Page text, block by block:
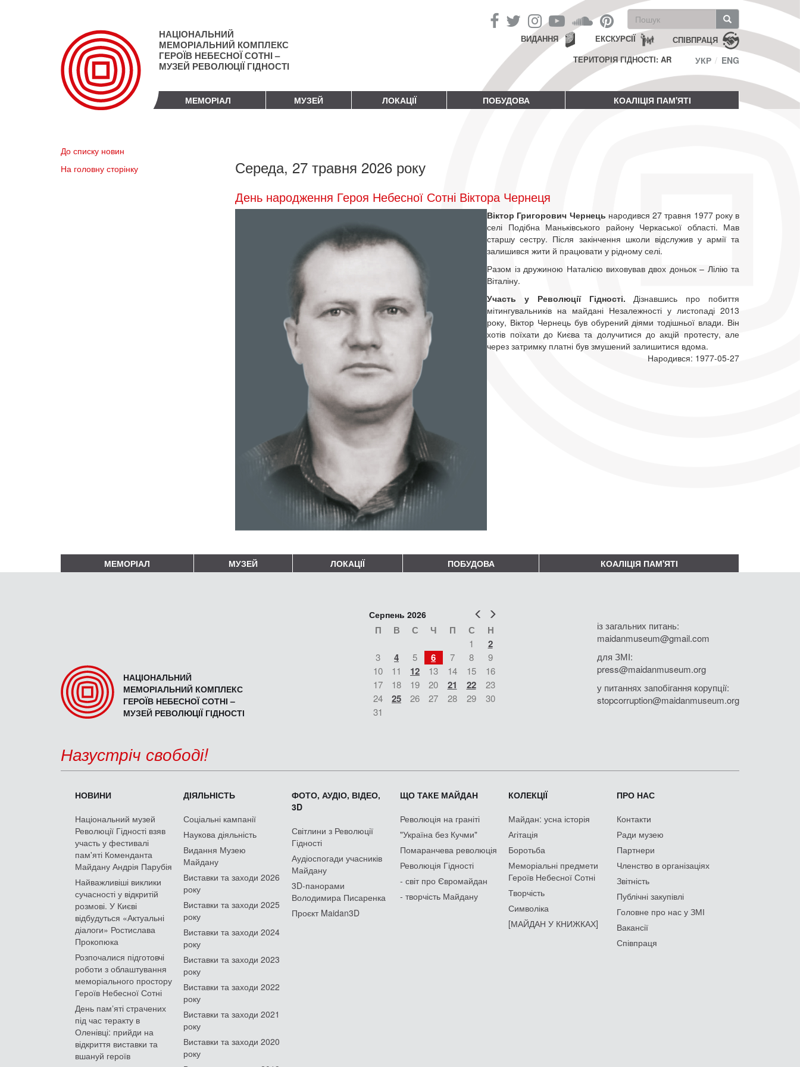
НАЦІОНАЛЬНИЙ
МЕМОРІАЛЬНИЙ КОМПЛЕКС
ГЕРОЇВ НЕБЕСНОЇ СОТНІ –
МУЗЕЙ РЕВОЛЮЦІЇ ГІДНОСТІ
Пошукова
форма
Пошук СПІВПРАЦЯ
ЕКСКУРСІЇ
ВИДАННЯ
ТЕРИТОРІЯ ГІДНОСТІ: AR
УКР ENG
МЕМОРІАЛ МУЗЕЙ ЛОКАЦІЇ ПОБУДОВА КОАЛІЦІЯ ПАМ'ЯТІ
До списку новин
На головну сторінку
Середа, 27 травня 2026 року
День народження Героя Небесної Сотні Віктора Чернеця
Віктор Григорович Чернець народився 27 травня 1977 року в
селі Подібна Маньківського району Черкаської області. Мав
старшу сестру. Після закінчення школи відслужив у армії та
залишився жити й працювати у рідному селі.
Разом із дружиною Наталією виховував двох доньок – Лілію та
Віталіну.
Участь у Революції Гідності. Дізнавшись про побиття
мітингувальників на майдані Незалежності у листопаді 2013
року, Віктор Чернець був обурений діями тодішньої влади. Він
хотів поїхати до Києва та долучитися до акцій протесту, але
через затримку платні був змушений залишитися вдома.
Народився: 1977-05-27
МЕМОРІАЛ МУЗЕЙ ЛОКАЦІЇ ПОБУДОВА КОАЛІЦІЯ ПАМ'ЯТІ
НАЦІОНАЛЬНИЙ
МЕМОРІАЛЬНИЙ КОМПЛЕКС
ГЕРОЇВ НЕБЕСНОЇ СОТНІ –
МУЗЕЙ РЕВОЛЮЦІЇ ГІДНОСТІ
Попер
Серпень 2026
П В С Ч П С Н
1 2
3 4 5 6 7 8
9
10
11 12 13 14 15
16
17
18 19 20 21 22
23
24
25 26 27 28 29
30
31
із загальних питань:
maidanmuseum@gmail.com
для ЗМІ:
press@maidanmuseum.org
у питаннях запобігання корупції:
stopcorruption@maidanmuseum.org
Назустріч свободі!
НОВИНИ
Національний музей
Революції Гідності взяв
участь у фестивалі
пам'яті Коменданта
Майдану Андрія Парубія
Найважливіші виклики
сучасності у відкритій
розмові. У Києві
відбудуться «Актуальні
діалоги» Ростислава
Прокопюка
Розпочалися підготовчі
роботи з облаштування
меморіального простору
Героїв Небесної Сотні
День памʼяті страчених
під час теракту в
Оленівці: прийди на
відкриття виставки та
вшануй героїв
ДІЯЛЬНІСТЬ
Соціальні кампанії
Наукова діяльність
Видання Музею
Майдану
Виставки та заходи 2026
року
Виставки та заходи 2025
року
Виставки та заходи 2024
року
Виставки та заходи 2023
року
Виставки та заходи 2022
року
Виставки та заходи 2021
року
Виставки та заходи 2020
року
ФОТО, АУДІО, ВІДЕО,
3D
Світлини з Революції
Гідності
Аудіоспогади учасників
Майдану
3D-панорами
Володимира Писаренка
Проєкт Maidan3D
ЩО ТАКЕ МАЙДАН
Революція на граніті
"Україна без Кучми"
Помаранчева революція
Революція Гідності
- світ про Євромайдан
- творчість Майдану
КОЛЕКЦІЇ
Майдан: усна історія
Агітація
Боротьба
Меморіальні предмети
Героїв Небесної Сотні
Творчість
Символіка
[МАЙДАН У КНИЖКАХ]
ПРО НАС
Контакти
Ради музею
Партнери
Членство в організаціях
Звітність
Публічні закупівлі
Головне про нас у ЗМІ
Вакансії
Співпраця